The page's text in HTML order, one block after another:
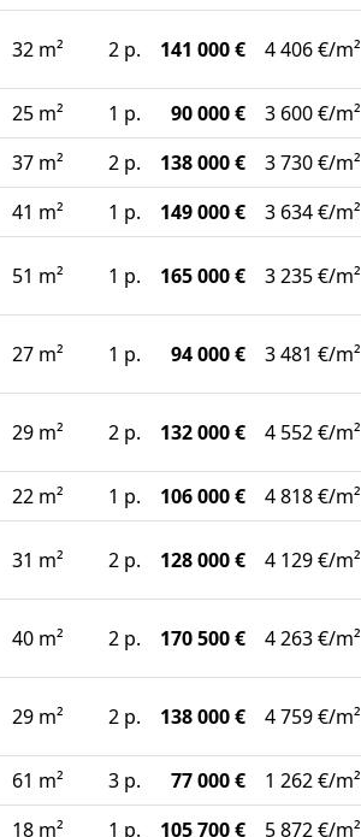
32 m² 2 p. 141 000 € 4 406 €/m²
25 m² 1 p. 90 000 €
3 600 €/m²
37 m² 2 p. 138 000 €
3 730 €/m²
41 m² 1 p. 149 000 € 3 634 €/m²
51 m² 1 p. 165 000 € 3 235 €/m²
27 m² 1 p. 94 000 € 3 481 €/m²
29 m² 2 p. 132 000 € 4 552 €/m²
22 m² 1 p. 106 000 € 4 818 €/m²
31 m² 2 p. 128 000 € 4 129 €/m²
40 m² 2 p. 170 500 € 4 263 €/m²
29 m² 2 p. 138 000 € 4 759 €/m²
61 m² 3 p. 77 000 €
1 262 €/m²
18 m² 1 p. 105 700 €
5 872 €/m²